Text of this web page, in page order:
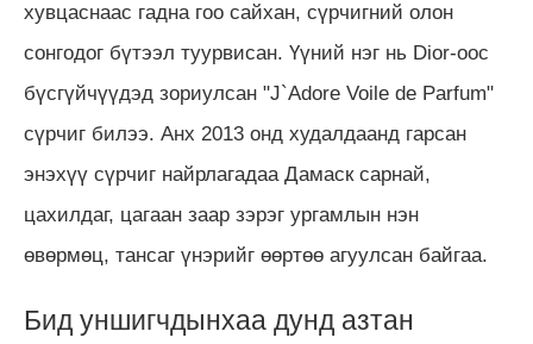
хувцаснаас гадна гоо сайхан, сүрчигний олон
сонгодог бүтээл туурвисан. Үүний нэг нь Dior-оос
бүсгүйчүүдэд зориулсан "J`Adore Voile de Parfum"
сүрчиг билээ. Анх 2013 онд худалдаанд гарсан
энэхүү сүрчиг найрлагадаа Дамаск сарнай,
цахилдаг, цагаан заар зэрэг ургамлын нэн
өвөрмөц, тансаг үнэрийг өөртөө агуулсан байгаа.
Бид уншигчдынхаа дунд азтан